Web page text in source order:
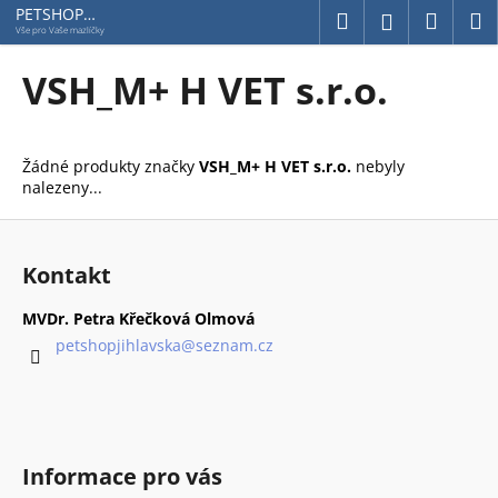
Přejít
na
obsah
PETSHOP
Jihlavská
Vše pro Vaše mazlíčky Hledat Přihlášení
VSH_M+ H VET s.r.o.
Žádné produkty značky VSH_M+ H VET s.r.o. nebyly
nalezeny...
o
o
p
ř
e
b
u
e
Z
Kontakt
MVDr. Petra Křečková Olmová
petshopjihlavska@seznam.cz
Informace pro vás